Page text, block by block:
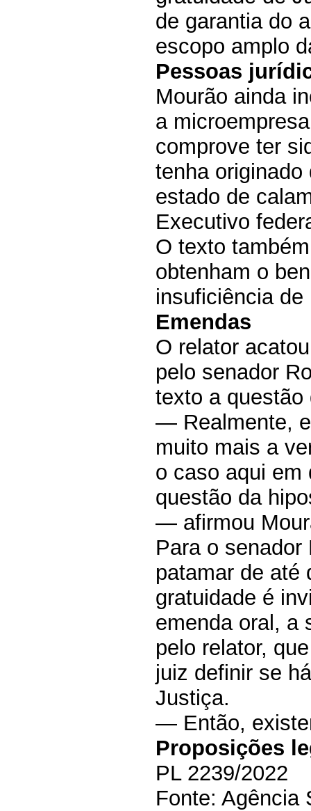
de garantia do
escopo amplo
Pessoas
Mourão ainda
a
comprove ter
tenha
estado de
Executivo
O texto
obtenham o
insuficiência de
Emendas
O relator
pelo senador
texto a
— Realmente,
muito mais a
o caso aqui em
questão da
— afirmou
Para o senador
patamar de até
gratuidade é
emenda oral, a
pelo relator,
juiz definir se
Justiça.
— Então,
Proposições
PL 2239/2022
Fonte: Agência